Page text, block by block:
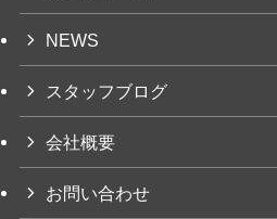
NEWS
スタッフブログ
会社概要
お問い合わせ